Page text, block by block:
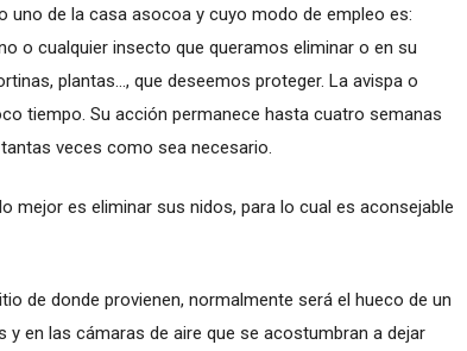
de la casa asocoa y cuyo modo de empleo es:
o cualquier insecto que queramos eliminar o en su
plantas..., que deseemos proteger. La avispa o
tiempo. Su acción permanece hasta cuatro semanas
veces como sea necesario.
mejor es eliminar sus nidos, para lo cual es aconsejable
de donde provienen, normalmente será el hueco de un
y en las cámaras de aire que se acostumbran a dejar